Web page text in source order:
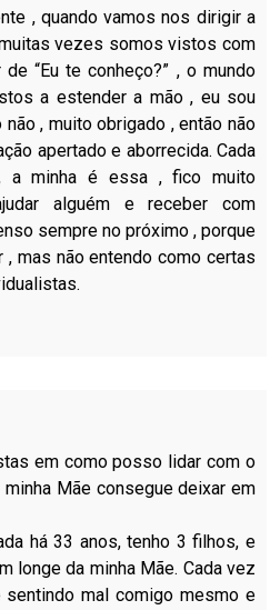
, quando vamos nos dirigir a
vezes somos vistos com
“Eu te conheço?” , o mundo
a estender a mão , eu sou
, muito obrigado , então não
apertado e aborrecida. Cada
a minha é essa , fico muito
alguém e receber com
sempre no próximo , porque
mas não entendo como certas
em como posso lidar com o
Mãe consegue deixar em
há 33 anos, tenho 3 filhos, e
longe da minha Mãe. Cada vez
mal comigo mesmo e